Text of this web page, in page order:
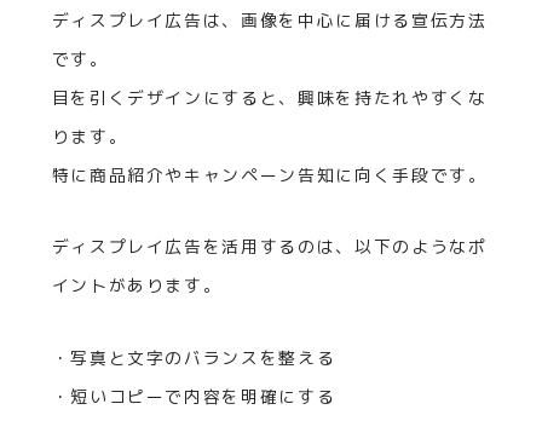
ディスプレイ広告は、画像を中心に届ける宣伝方法
です。
目を引くデザインにすると、興味を持たれやすくな
ります。
特に商品紹介やキャンペーン告知に向く手段です。
ディスプレイ広告を活用するのは、以下のようなポ
イントがあります。
・写真と文字のバランスを整える
・短いコピーで内容を明確にする